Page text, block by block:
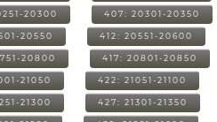
20300 407: 20301-20350
20550 412: 20551-20600
20800 417: 20801-20850
21050 422: 21051-21100
21300 427: 21301-21350